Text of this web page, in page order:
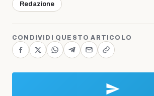
Redazione
CONDIVIDI QUESTO ARTICOLO